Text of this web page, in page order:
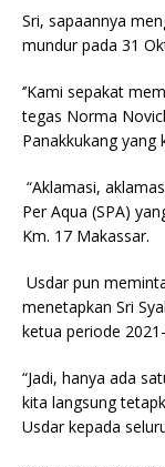
Sri, sapaannya
mundur pada 31
‘’Kami sepakat
tegas Norma
Panakkukang
“Aklamasi,
Per Aqua (SPA)
Km. 17 Makassar.
Usdar pun
menetapkan Sri
ketua periode
“Jadi, hanya ada
kita langsung
Usdar kepada